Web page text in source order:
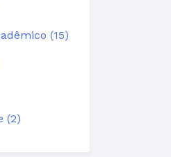
(15)
(2)